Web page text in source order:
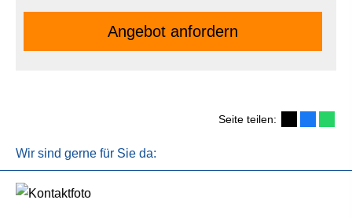
An­ge­bot an­for­dern
Seite teilen:
Wir sind gerne für Sie da: